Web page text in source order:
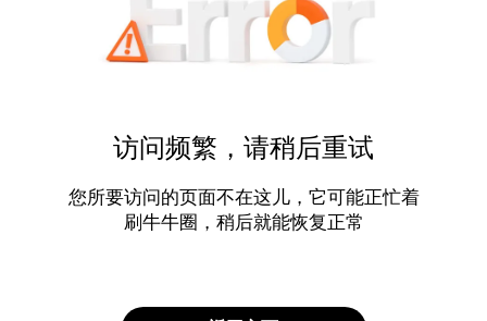
访问频繁，请稍后重试
您所要访问的页面不在这儿，它可能正忙着
刷牛牛圈，稍后就能恢复正常